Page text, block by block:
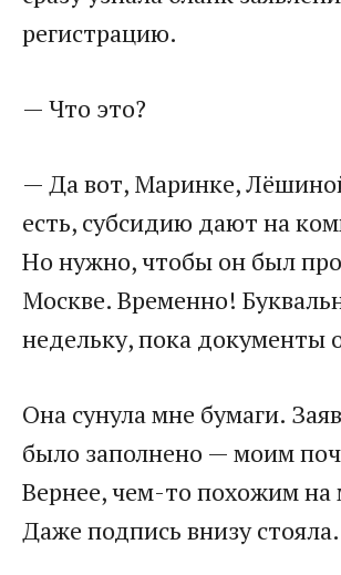
регистрацию.
— Что это?
— Да вот, Маринке,
есть, субсидию дают на
Но нужно, чтобы он был
Москве. Временно!
недельку, пока документы
Она сунула мне бумаги.
было заполнено — моим
Вернее, чем-то похожим на
Даже подпись внизу стояла.